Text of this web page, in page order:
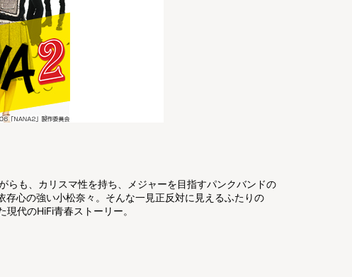
も、カリスマ性を持ち、メジャーを目指すパンクバンドの
心の強い小松奈々。そんな一見正反対に見えるふたりの
代のHiFi青春ストーリー。